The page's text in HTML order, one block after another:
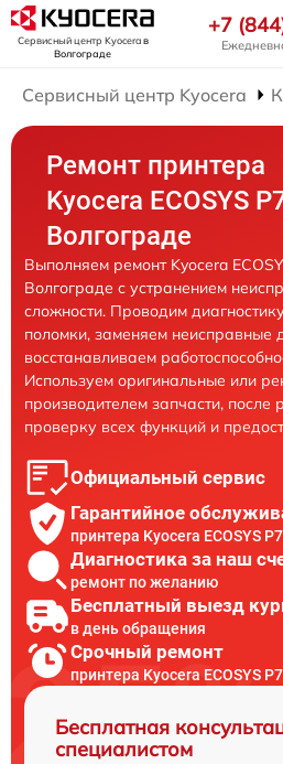
Сервисный центр Kyoceraв
Волгограде
+7
Сервисный центр Kyocera
Ремонт принтера
Kyocera ECOSYS
Волгограде
Выполняем ремонт Kyocera
Волгограде с устранением
сложности. Проводим
поломки, заменяем неисправные
восстанавливаем
Используем оригинальные или
производителем запчасти, после
проверку всех функций и
Официальный сервис
Гарантийное
принтера Kyocera ECOSYS
Диагностика за наш
ремонт по желанию
Бесплатный выезд
в день обращения
Срочный ремонт
принтера Kyocera ECOSYS
Бесплатная
специалистом